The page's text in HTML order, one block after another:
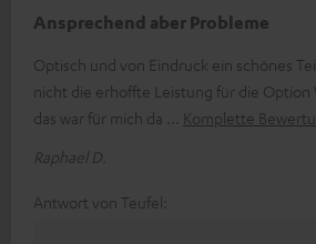
Ansprechend aber Probleme
Optisch und von Eindruck ein schönes
nicht die erhoffte Leistung für die Option
das war für mich da
Komplette
Raphael D.
Antwort von Teufel: